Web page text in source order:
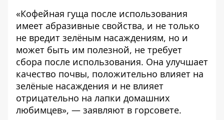
«Кофейная гуща после использования
имеет абразивные свойства, и не только
не вредит зелёным насаждениям, но и
может быть им полезной, не требует
сбора после использования. Она улучшает
качество почвы, положительно влияет на
зелёные насаждения и не влияет
отрицательно на лапки домашних
любимцев», — заявляют в горсовете.